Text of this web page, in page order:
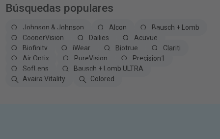
Búsquedas populares
Johnson & Johnson Alcon
Bausch + Lomb
CooperVision
Dailies
Acuvue
Biofinity
iWear Biotrue
Clariti
Air Optix
PureVision
Precision1
SofLens
Bausch + Lomb ULTRA
Avaira Vitality
Colored